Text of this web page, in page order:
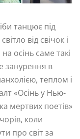
танцює під
від свічок і
осінь саме такі
занурення в
теплом і
«Осінь у Нью-
мертвих поетів»
коли
про світ за